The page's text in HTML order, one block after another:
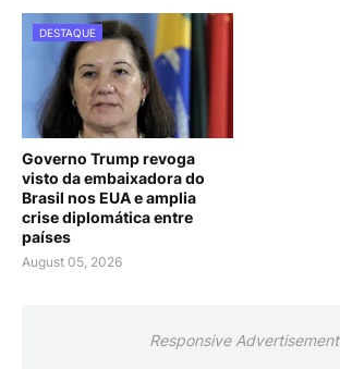
DESTAQUE
Governo Trump revoga
visto da embaixadora do
Brasil nos EUA e amplia
crise diplomática entre
países
August 05, 2026
Responsive Advertisement